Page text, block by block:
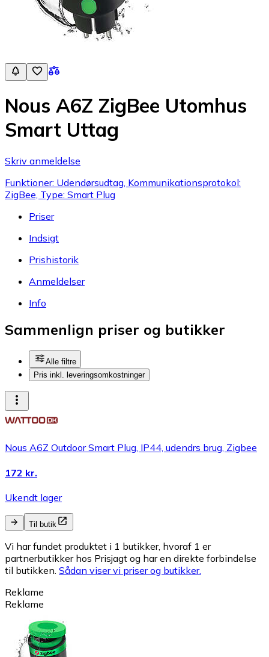
Nous A6Z ZigBee Utomhus
Smart Uttag
Skriv anmeldelse
Funktioner: Udendørsudtag, Kommunikationsprotokol:
ZigBee, Type: Smart Plug
Priser
Indsigt
Prishistorik
Anmeldelser
Info
Sammenlign priser og butikker
Alle filtre
Pris inkl. leveringsomkostninger
Nous A6Z Outdoor Smart Plug, IP44, udendrs brug, Zigbee
172 kr.
Ukendt lager
Til butik
Vi har fundet produktet i 1 butikker, hvoraf 1 er
partnerbutikker hos Prisjagt og har en direkte forbindelse
til butikken. Sådan viser vi priser og butikker.
Reklame
Reklame